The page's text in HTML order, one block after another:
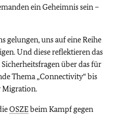
ein Geheimnis sein –
gelungen, uns auf eine Reihe
Und diese reflektieren das
über das für
Thema „Connectivity“ bis
Migration.
OSZEbeim Kampf gegen